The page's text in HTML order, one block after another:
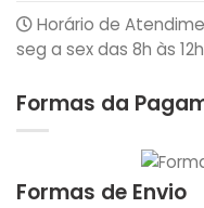
Horário de
seg a sex das 8h às
Formas da
Formas de Envio